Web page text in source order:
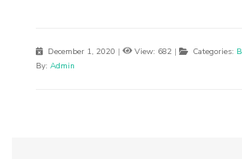
December 1, 2020 | View: 682 | Categories:
By: Admin